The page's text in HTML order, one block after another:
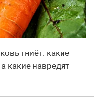
гниёт: какие
какие навредят